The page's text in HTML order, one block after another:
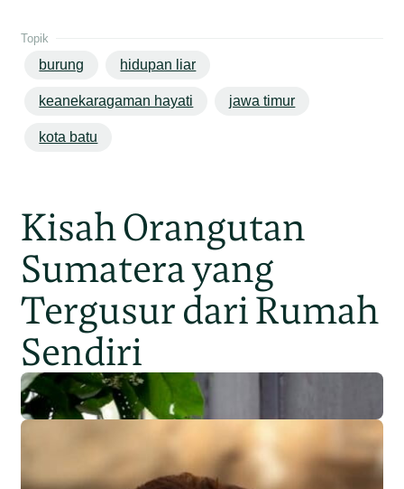
Topik
burung hidupan liar
keanekaragaman hayati jawa timur
kota batu
Kisah Orangutan
Sumatera yang
Tergusur dari Rumah
Sendiri